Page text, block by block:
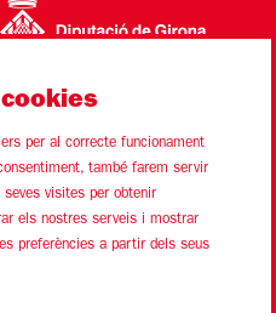
Ús de Cookies Contacte
per al correcte funcionament
també farem servir
visites per obtenir
els nostres serveis i mostrar
preferències a partir dels seus